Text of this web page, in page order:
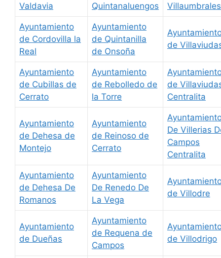
Valdavia
Quintanaluengos
Villaumbrales
Ayuntamiento
de Cordovilla la
Real
Ayuntamiento
de Quintanilla
de Onsoña
de
Ayuntamiento
de Cubillas de
Cerrato
Ayuntamiento
de Rebolledo de
la Torre
de
Centralita
Ayuntamiento
de Dehesa de
Montejo
Ayuntamiento
de Reinoso de
Cerrato
De Villerias
Campos
Centralita
Ayuntamiento
de Dehesa De
Romanos
Ayuntamiento
De Renedo De
La Vega
de Villodre
Ayuntamiento
de Dueñas
Ayuntamiento
de Requena de
Campos
de Villodrigo